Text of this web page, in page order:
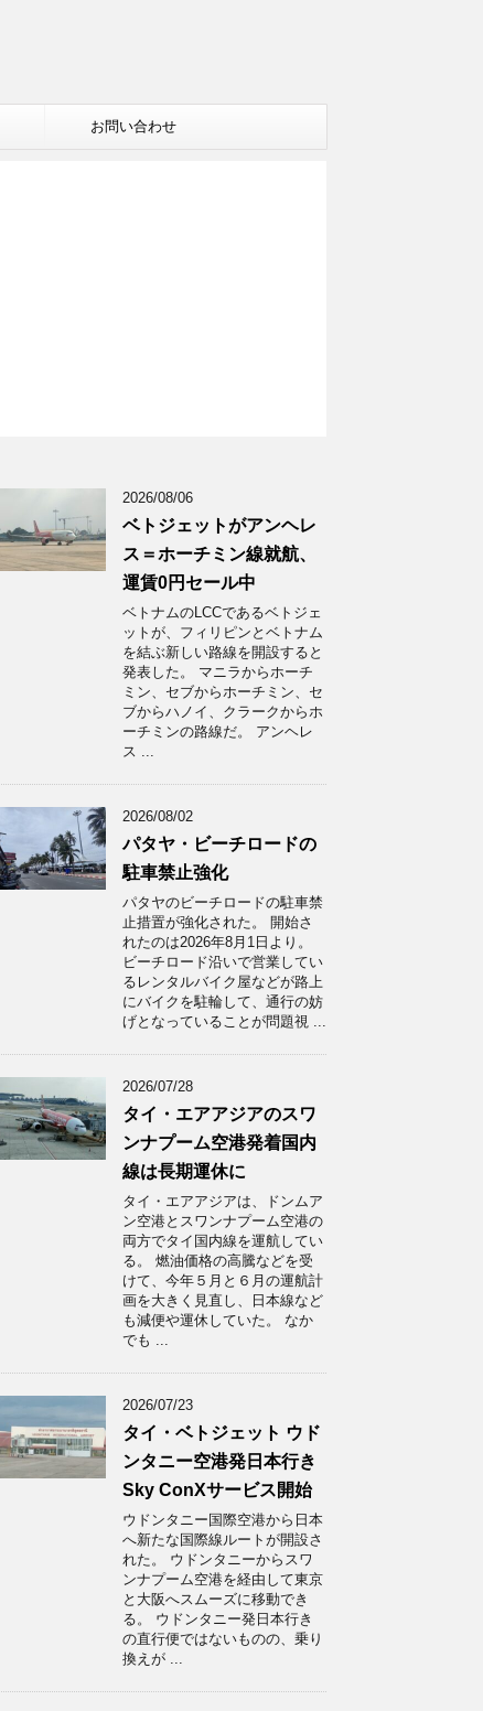
お問い合わせ
2026/08/06
ベトジェットがアンヘレ
ス＝ホーチミン線就航、
運賃0円セール中
ベトナムのLCCであるベトジェ
ットが、フィリピンとベトナム
を結ぶ新しい路線を開設すると
発表した。 マニラからホーチ
ミン、セブからホーチミン、セ
ブからハノイ、クラークからホ
ーチミンの路線だ。 アンヘレ
ス ...
2026/08/02
パタヤ・ビーチロードの
駐車禁止強化
パタヤのビーチロードの駐車禁
止措置が強化された。 開始さ
れたのは2026年8月1日より。
ビーチロード沿いで営業してい
るレンタルバイク屋などが路上
にバイクを駐輪して、通行の妨
げとなっていることが問題視 ...
2026/07/28
タイ・エアアジアのスワ
ンナプーム空港発着国内
線は長期運休に
タイ・エアアジアは、ドンムア
ン空港とスワンナプーム空港の
両方でタイ国内線を運航してい
る。 燃油価格の高騰などを受
けて、今年５月と６月の運航計
画を大きく見直し、日本線など
も減便や運休していた。 なか
でも ...
2026/07/23
タイ・ベトジェット ウド
ンタニー空港発日本行き
Sky ConXサービス開始
ウドンタニー国際空港から日本
へ新たな国際線ルートが開設さ
れた。 ウドンタニーからスワ
ンナプーム空港を経由して東京
と大阪へスムーズに移動でき
る。 ウドンタニー発日本行き
の直行便ではないものの、乗り
換えが ...